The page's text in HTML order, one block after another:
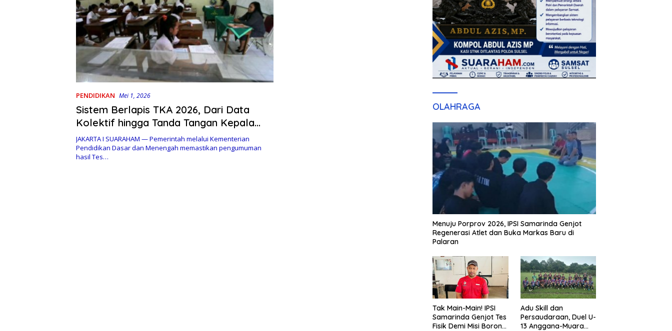
PENDIDIKAN Mei 1, 2026
Sistem Berlapis TKA 2026, Dari Data
Kolektif hingga Tanda Tangan Kepala
Sekolah
JAKARTA I SUARAHAM — Pemerintah melalui Kementerian
Pendidikan Dasar dan Menengah memastikan pengumuman
hasil Tes…
OLAHRAGA
Menuju Porprov 2026, IPSI Samarinda Genjot
Regenerasi Atlet dan Buka Markas Baru di
Palaran
Tak Main-Main! IPSI
Samarinda Genjot Tes
Fisik Demi Misi Borong
Adu Skill dan
Persaudaraan, Duel U-
13 Anggana-Muara